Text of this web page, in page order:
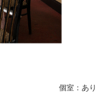
個室：あり